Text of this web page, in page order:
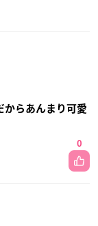
からあんまり可愛
0